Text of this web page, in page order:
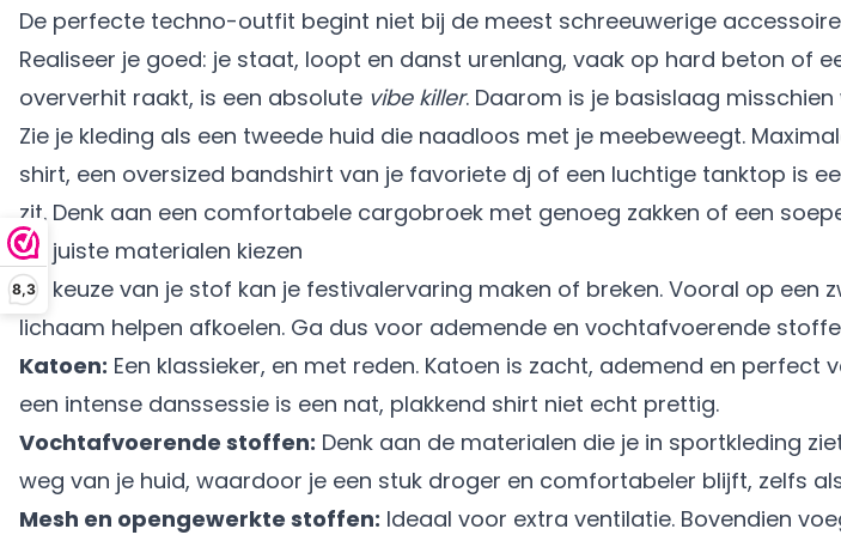
8,3
De perfecte techno-outfit begint niet bij de meest schreeuwerige
Realiseer je goed: je staat, loopt en danst urenlang, vaak op hard beton of
oververhit raakt, is een absolute vibe killer. Daarom is je basislaag
Zie je kleding als een tweede huid die naadloos met je meebeweegt.
shirt, een oversized bandshirt van je favoriete dj of een luchtige tanktop is
zit. Denk aan een comfortabele cargobroek met genoeg zakken of een
De juiste materialen kiezen
De keuze van je stof kan je festivalervaring maken of breken. Vooral op
lichaam helpen afkoelen. Ga dus voor ademende en vochtafvoerende
Katoen: Een klassieker, en met reden. Katoen is zacht, ademend en
een intense danssessie is een nat, plakkend shirt niet echt prettig.
Vochtafvoerende stoffen: Denk aan de materialen die je in sportkleding
weg van je huid, waardoor je een stuk droger en comfortabeler blijft, zelfs
Mesh en opengewerkte stoffen: Ideaal voor extra ventilatie. Bovendien